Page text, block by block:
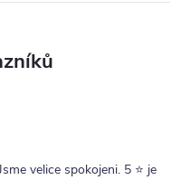
velice spokojeni. 5 ⭐ je